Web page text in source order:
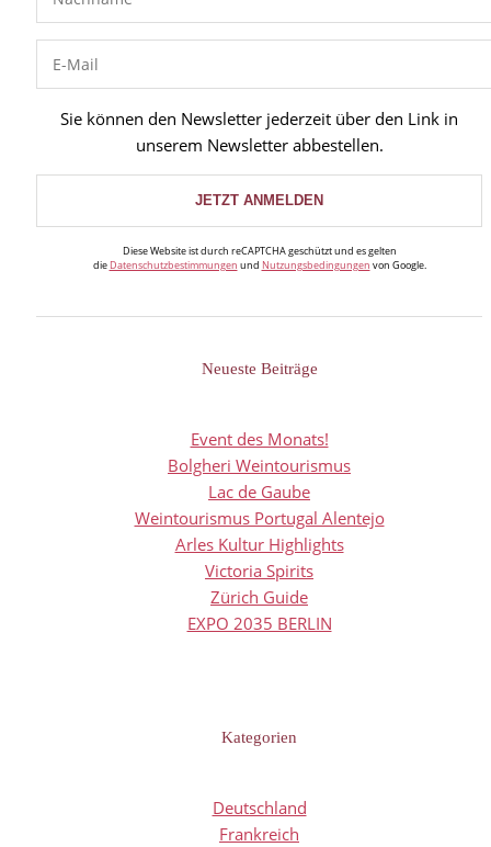
Sie können den Newsletter jederzeit über den Link in
unserem Newsletter abbestellen.
Diese Website ist durch reCAPTCHA geschützt und es gelten
die Datenschutzbestimmungen und Nutzungsbedingungen von Google.
Neueste Beiträge
Event des Monats!
Bolgheri Weintourismus
Lac de Gaube
Weintourismus Portugal Alentejo
Arles Kultur Highlights
Victoria Spirits
Zürich Guide
EXPO 2035 BERLIN
Kategorien
Deutschland
Frankreich